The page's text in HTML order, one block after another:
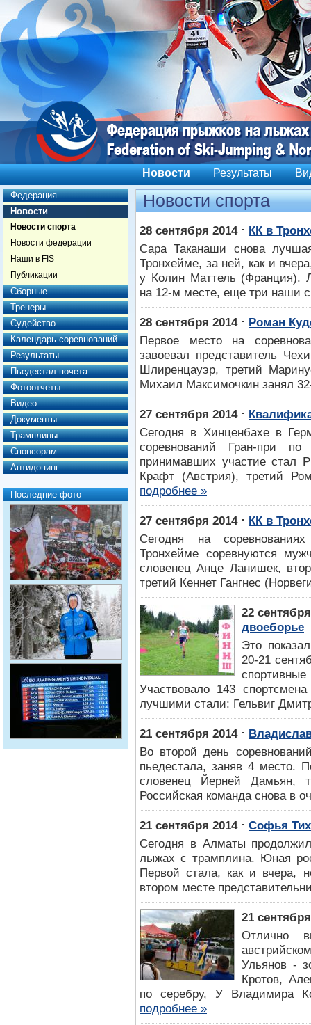
Новости Результаты
Федерация
Новости
Новости спорта
Новости федерации
Наши в FIS
Публикации
Сборные
Тренеры
Судейство
Календарь соревнований
Результаты
Пьедестал почета
Фотоотчеты
Видео
Документы
Трамплины
Спонсорам
Антидопинг
Последние фото
Новости спорта
28 сентября 2014⋅ КК в
Сара Таканаши снова
Тронхейме, за ней, как и
у Колин Маттель (Франция).
на 12-м месте, еще три наши
28 сентября 2014⋅ Роман
Первое место на
завоевал представитель
Шлиренцауэр, третий
Михаил Максимочкин занял
27 сентября 2014⋅
Сегодня в Хинценбахе в
соревнований Гран-при
принимавших участие стал
Крафт (Австрия), третий
подробнее »
27 сентября 2014⋅ КК в
Сегодня на
Тронхейме соревнуются
словенец Анце Ланишек,
третий Кеннет Гангнес
22
двоеборье
Это
20-21
Участвовало 143
лучшими стали: Гельвиг
21 сентября 2014⋅
Во второй день
пьедестала, заняв 4 место.
словенец Йерней Дамьян,
Российская команда снова в
21 сентября 2014⋅ Софья
Сегодня в Алматы
лыжах с трамплина. Юная
Первой стала, как и вчера,
втором месте
21
Отлично
Ульянов -
Кротов,
по серебру, У Владимира
подробнее »